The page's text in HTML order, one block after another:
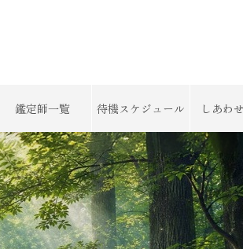
鑑定師一覧 待機スケジュール しあわ